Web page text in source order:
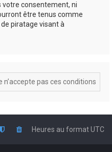
consentement, ni
être tenus comme
piratage visant à
Heures au formatUTC